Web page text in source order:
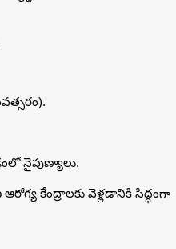
నైపుణ్యాలు.
కేంద్రాలకు వెళ్లడానికి సిద్ధంగా